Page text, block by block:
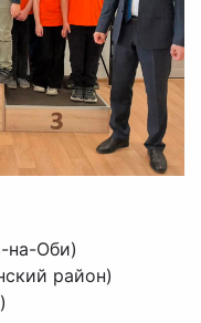
на-Оби)
район)